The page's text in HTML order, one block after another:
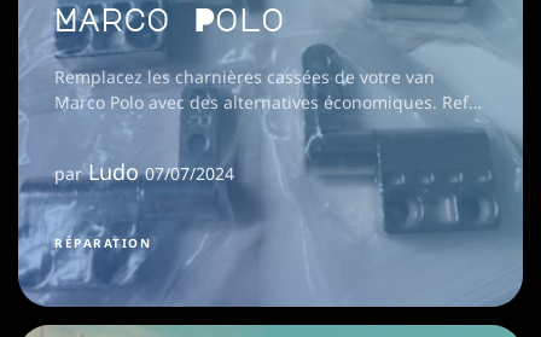
Marco Polo
Remplacez les charnières cassées de votre van
Marco Polo avec des alternatives économiques. Ref
A4478160000
parLudo07/07/2024
RÉPARATION